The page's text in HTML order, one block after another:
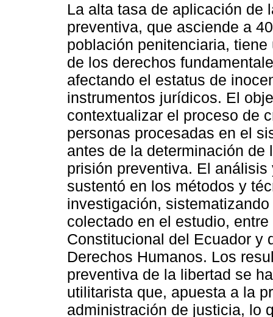
La alta tasa de aplicación de
preventiva, que asciende a
población penitenciaria,
de los derechos
afectando el estatus de
instrumentos jurídicos. El
contextualizar el proceso de
personas procesadas en el
antes de la determinación
prisión preventiva. El
sustentó en los métodos y
investigación,
colectado en el estudio,
Constitucional del Ecuador y
Derechos Humanos. Los
preventiva de la libertad se
utilitarista que, apuesta a la
administración de justicia, lo